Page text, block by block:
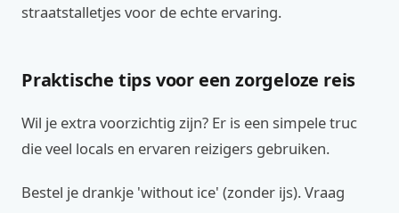
straatstalletjes voor de echte ervaring.
Praktische tips voor een zorgeloze reis
Wil je extra voorzichtig zijn? Er is een simpele truc
die veel locals en ervaren reizigers gebruiken.
Bestel je drankje 'without ice' (zonder ijs). Vraag